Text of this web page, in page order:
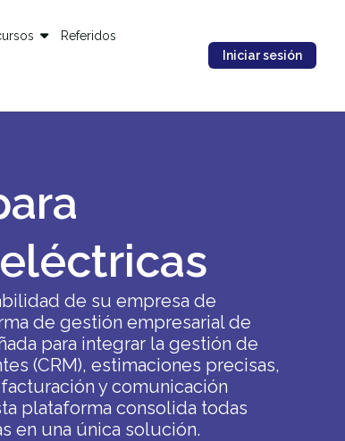
Referidos
Iniciar sesión
de su empresa de
de gestión empresarial de
para integrar la gestión de
(CRM), estimaciones precisas,
y comunicación
plataforma consolida todas
en una única solución.